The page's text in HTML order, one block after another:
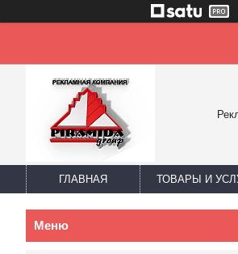
ГЛАВНАЯ ТОВАРЫ И